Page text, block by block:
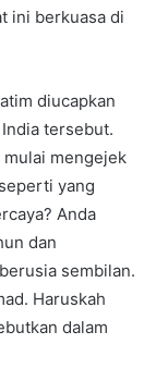
ini berkuasa di
diucapkan
tersebut.
mulai mengejek
yang
Anda
dan
sembilan.
Haruskah
dalam